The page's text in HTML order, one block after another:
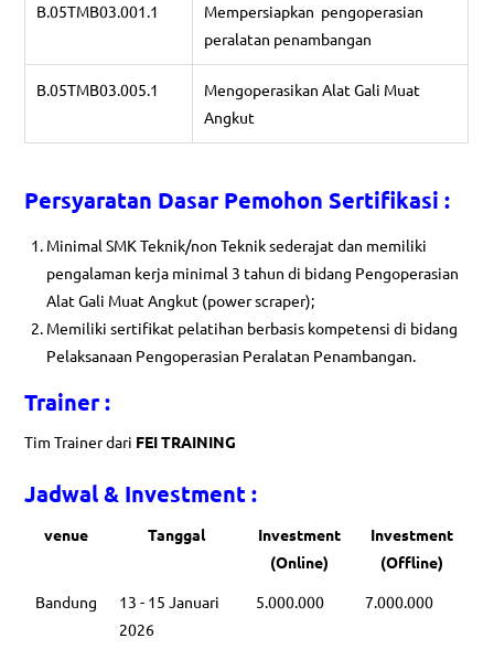
B.05TMB03.001.1
Mempersiapkan pengoperasian
peralatan penambangan
B.05TMB03.005.1
Mengoperasikan Alat Gali Muat
Angkut
Persyaratan Dasar Pemohon Sertifikasi :
Minimal SMK Teknik/non Teknik sederajat dan memiliki
pengalaman kerja minimal 3 tahun di bidang Pengoperasian
Alat Gali Muat Angkut (power scraper);
Memiliki sertifikat pelatihan berbasis kompetensi di bidang
Pelaksanaan Pengoperasian Peralatan Penambangan.
Trainer :
Tim Trainer dari FEI TRAINING
Jadwal & Investment :
venue Tanggal
Investment
(Online)
Investment
(Offline)
Bandung
13 - 15 Januari
2026
5.000.000 7.000.000